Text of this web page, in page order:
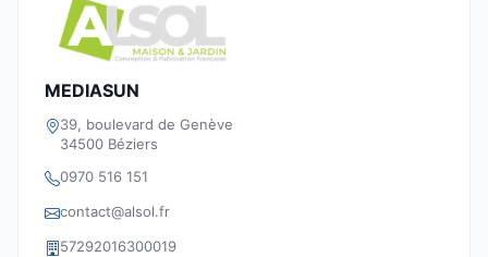
MEDIASUN
39, boulevard de Genève
34500 Béziers
0970 516 151
contact@alsol.fr
57292016300019